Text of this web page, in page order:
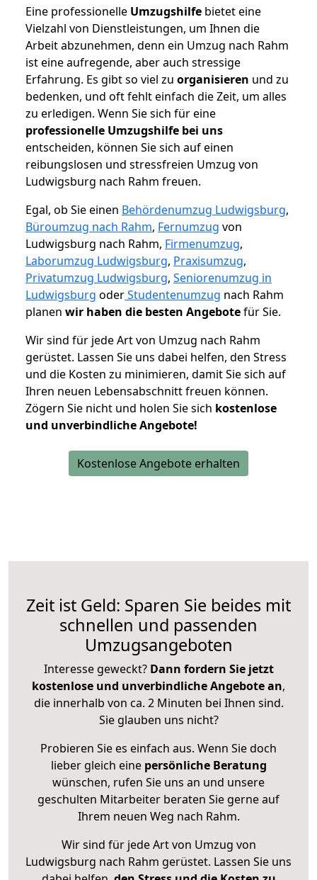
Eine professionelle Umzugshilfe bietet eine
Vielzahl von Dienstleistungen, um Ihnen die
Arbeit abzunehmen, denn ein Umzug nach Rahm
ist eine aufregende, aber auch stressige
Erfahrung. Es gibt so viel zu organisieren und zu
bedenken, und oft fehlt einfach die Zeit, um alles
zu erledigen. Wenn Sie sich für eine
professionelle Umzugshilfe bei uns
entscheiden, können Sie sich auf einen
reibungslosen und stressfreien Umzug von
Ludwigsburg nach Rahm freuen.
Egal, ob Sie einen Behördenumzug Ludwigsburg,
Büroumzug nach Rahm, Fernumzug von
Ludwigsburg nach Rahm, Firmenumzug,
Laborumzug Ludwigsburg, Praxisumzug,
Privatumzug Ludwigsburg, Seniorenumzug in
Ludwigsburg oderStudentenumzug nach Rahm
planen wir haben die besten Angebotefür Sie.
Wir sind für jede Art von Umzug nach Rahm
gerüstet. Lassen Sie uns dabei helfen, den Stress
und die Kosten zu minimieren, damit Sie sich auf
Ihren neuen Lebensabschnitt freuen können.
Zögern Sie nicht und holen Sie sich kostenlose
und unverbindliche Angebote!
Kostenlose Angebote erhalten
Zeit ist Geld: Sparen Sie beides mit
schnellen und passenden
Umzugsangeboten
Interesse geweckt? Dann fordern Sie jetzt
kostenlose und unverbindliche Angebote an,
die innerhalb von ca. 2 Minuten bei Ihnen sind.
Sie glauben uns nicht?
Probieren Sie es einfach aus. Wenn Sie doch
lieber gleich eine persönliche Beratung
wünschen, rufen Sie uns an und unsere
geschulten Mitarbeiter beraten Sie gerne auf
Ihrem neuen Weg nach Rahm.
Wir sind für jede Art von Umzug von
Ludwigsburg nach Rahm gerüstet. Lassen Sie uns